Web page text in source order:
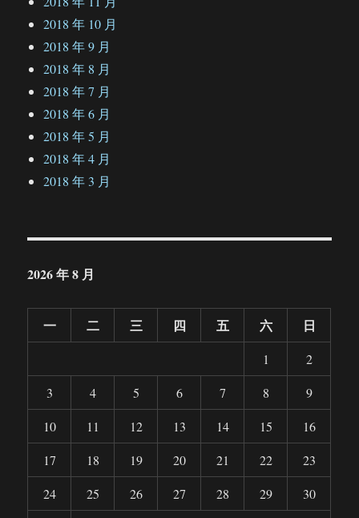
2018 年 10 月
2018 年 9 月
2018 年 8 月
2018 年 7 月
2018 年 6 月
2018 年 5 月
2018 年 4 月
2018 年 3 月
2026 年 8 月
一 二 三 四 五 六 日
1
2
3
4 5 6 7 8
9
10
11 12 13 14 15
16
17
18 19 20 21 22
23
24
25 26 27 28 29
30